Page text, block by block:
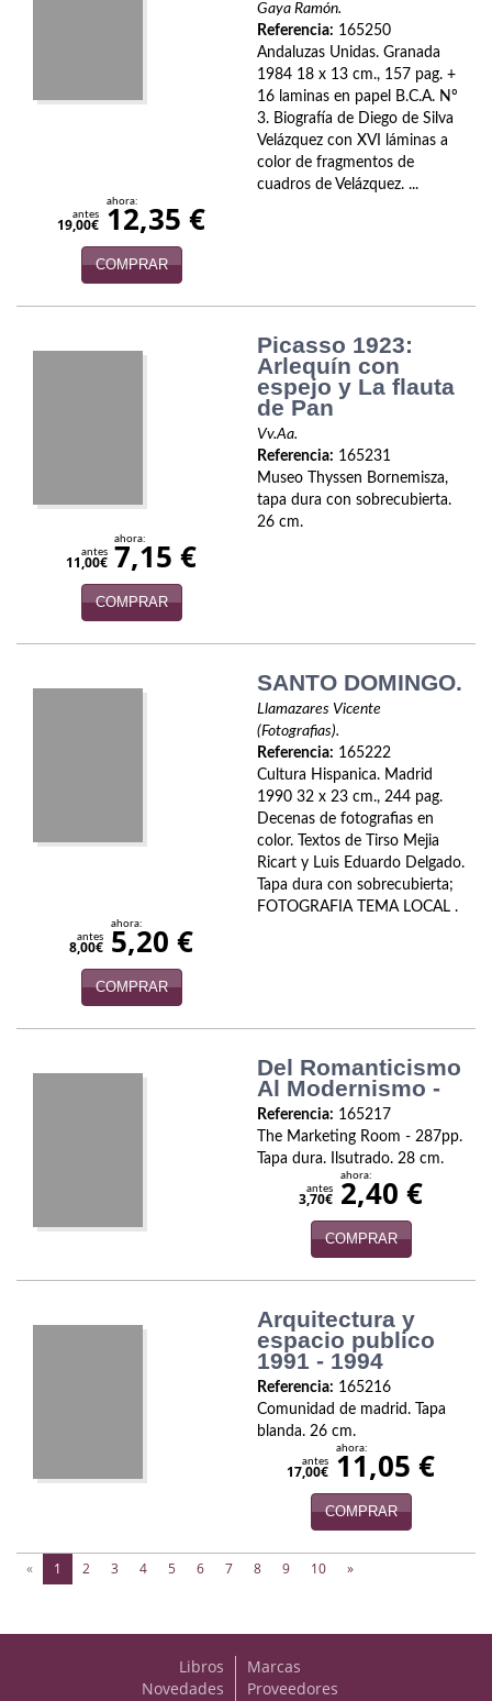
Papás, Mamás, Bebés...
Psicología. Educación
Tema Local
Gaya Ramón.
Referencia: 165250
Andaluzas Unidas. Granada
1984 18 x 13 cm., 157 pag. +
16 laminas en papel B.C.A. Nº
3. Biografía de Diego de Silva
Velázquez con XVI láminas a
color de fragmentos de
cuadros de Velázquez. ...
antes
19,00€
ahora:
12,35 €
COMPRAR
Picasso 1923:
Arlequín con
espejo y La flauta
de Pan
Vv.Aa.
Referencia: 165231
Museo Thyssen Bornemisza,
tapa dura con sobrecubierta.
26 cm.
antes
11,00€
ahora:
7,15 €
COMPRAR
SANTO DOMINGO.
Llamazares Vicente
(Fotografias).
Referencia: 165222
Cultura Hispanica. Madrid
1990 32 x 23 cm., 244 pag.
Decenas de fotografias en
color. Textos de Tirso Mejia
Ricart y Luis Eduardo Delgado.
Tapa dura con sobrecubierta;
FOTOGRAFIA TEMA LOCAL .
antes
8,00€
ahora:
5,20 €
COMPRAR
Del Romanticismo
Al Modernismo -
Referencia: 165217
The Marketing Room - 287pp.
Tapa dura. Ilsutrado. 28 cm.
antes
3,70€
ahora:
2,40 €
COMPRAR
Arquitectura y
espacio publico
1991 - 1994
Referencia: 165216
Comunidad de madrid. Tapa
blanda. 26 cm.
antes
17,00€
ahora:
11,05 €
COMPRAR
« 1 (current)
2 3 4 5 6 7 8 9 10 »
Libros
Novedades
Marcas
Proveedores